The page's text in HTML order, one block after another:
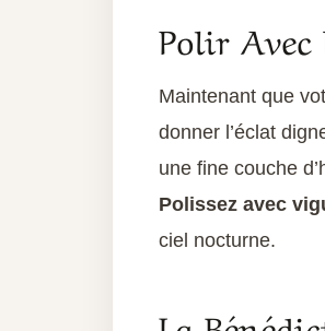
Polir Avec
Maintenant que
donner l’éclat
une fine couche
Polissez avec
ciel nocturne.